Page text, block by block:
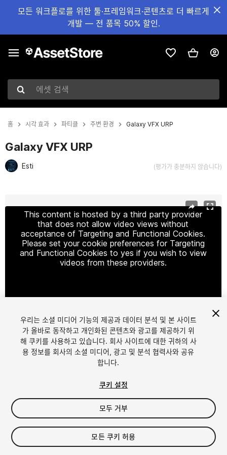
모든 워크플로를 위한 툴·프레임워크·콘텐츠로 더 빠르게
개발 — 전 품목 50% 할인.
에셋 검색
홈 시각 효과 파티클 주변 환경 Galaxy VFX URP
Galaxy VFX URP
Esti (평가가 충분하지 않습니다)
This content is hosted by a third party provider
that does not allow video views without
acceptance of Targeting and Functional Cookies.
Please set your cookie preferences for Targeting
and Functional Cookies to yes if you wish to view
videos from these providers.
1/3
$4.99
세금/부가세는 결제 시 반영됩니다.
우리는 소셜 미디어 기능의 제공과 데이터 분석 및 본 사이트
가 올바로 동작하고 개인화된 콘텐츠와 광고를 제공하기 위
해 쿠키를 사용하고 있습니다. 회사 사이트에 대한 귀하의 사
용 정보를 회사의 소셜 미디어, 광고 및 분석 협력사와 공유
합니다.
쿠키 설정
모두 거부
모든 쿠키 허용